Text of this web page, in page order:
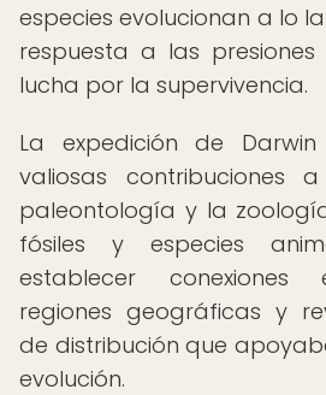
especies evolucionan a lo
respuesta a las
lucha por la supervivencia.
La expedición de
valiosas contribuciones
paleontología y la
fósiles y especies
establecer conexiones
regiones geográficas y
de distribución que
evolución.